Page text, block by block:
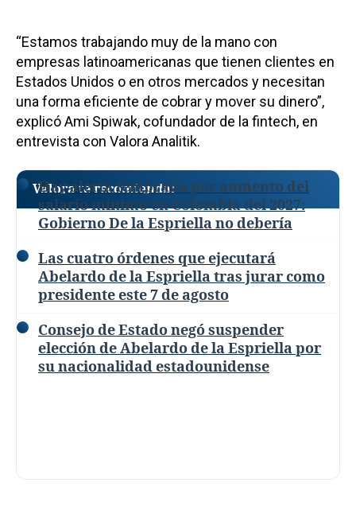
“Estamos trabajando muy de la mano con
empresas latinoamericanas que tienen clientes en
Estados Unidos o en otros mercados y necesitan
una forma eficiente de cobrar y mover su dinero”,
explicó Ami Spiwak, cofundador de la fintech, en
entrevista con Valora Analitik.
Valora te recomienda:
Hay alerta temprana por aumento del
salario mínimo en Colombia del 2027:
Gobierno De la Espriella no debería
Las cuatro órdenes que ejecutará
Abelardo de la Espriella tras jurar como
presidente este 7 de agosto
Consejo de Estado negó suspender
elección de Abelardo de la Espriella por
su nacionalidad estadounidense